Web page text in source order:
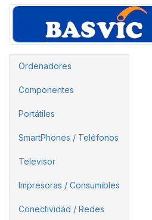
Ordenadores
Componentes
Portátiles
SmartPhones / Teléfonos
Televisor
Impresoras / Consumibles
Conectividad / Redes